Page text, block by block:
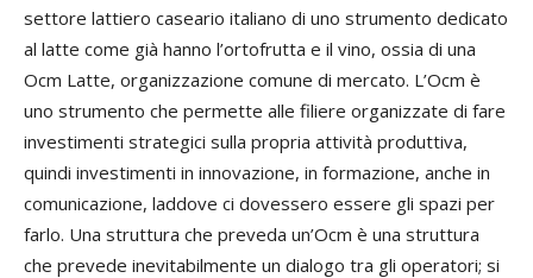
settore lattiero caseario italiano di uno strumento dedicato
al latte come già hanno l’ortofrutta e il vino, ossia di una
Ocm Latte, organizzazione comune di mercato. L’Ocm è
uno strumento che permette alle filiere organizzate di fare
investimenti strategici sulla propria attività produttiva,
quindi investimenti in innovazione, in formazione, anche in
comunicazione, laddove ci dovessero essere gli spazi per
farlo. Una struttura che preveda un’Ocm è una struttura
che prevede inevitabilmente un dialogo tra gli operatori; si